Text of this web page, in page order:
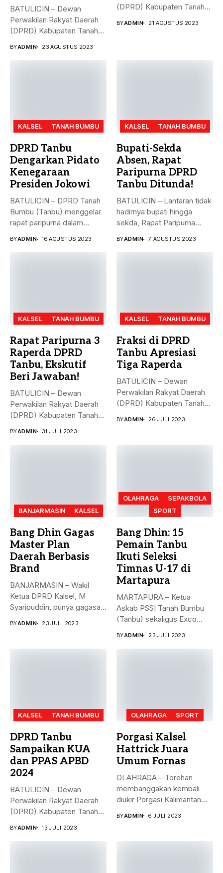
BATULICIN – Dewan
Perwakilan Rakyat Daerah
(DPRD) Kabupaten Tanah
BYADMIN 23 AGUSTUS 2023
(DPRD) Kabupaten Tanah
BYADMIN 21 AGUSTUS 2023
KALSEL TANAH BUMBU
DPRD Tanbu
Dengarkan Pidato
Kenegaraan
Presiden Jokowi
BATULICIN – DPRD Tanah
Bumbu (Tanbu) menggelar
rapat paripurna dalam
BYADMIN 16 AGUSTUS 2023
KALSEL TANAH BUMBU
Bupati-Sekda
Absen, Rapat
Paripurna DPRD
Tanbu Ditunda!
BATULICIN – Lantaran tidak
hadirnya bupati hingga
sekda, Rapat Paripurna
BYADMIN 7 AGUSTUS 2023
KALSEL TANAH BUMBU
Rapat Paripurna 3
Raperda DPRD
Tanbu, Ekskutif
Beri Jawaban!
BATULICIN – Dewan
Perwakilan Rakyat Daerah
(DPRD) Kabupaten Tanah
BYADMIN 31 JULI 2023
KALSEL TANAH BUMBU
Fraksi di DPRD
Tanbu Apresiasi
Tiga Raperda
BATULICIN – Dewan
Perwakilan Rakyat Daerah
(DPRD) Kabupaten Tanah
BYADMIN 26 JULI 2023
BANJARMASIN KALSEL
Bang Dhin Gagas
Master Plan
Daerah Berbasis
Brand
BANJARMASIN – Wakil
Ketua DPRD Kalsel, M
Syaripuddin, punya gagasan
BYADMIN 23 JULI 2023
OLAHRAGA
SEPAKBOLA
SPORT
Bang Dhin: 15
Pemain Tanbu
Ikuti Seleksi
Timnas U-17 di
Martapura
MARTAPURA – Ketua
Askab PSSI Tanah Bumbu
(Tanbu) sekaligus Exco
BYADMIN 23 JULI 2023
KALSEL TANAH BUMBU
DPRD Tanbu
Sampaikan KUA
dan PPAS APBD
2024
BATULICIN – Dewan
Perwakilan Rakyat Daerah
(DPRD) Kabupaten Tanah
BYADMIN 13 JULI 2023
OLAHRAGA SPORT
Porgasi Kalsel
Hattrick Juara
Umum Fornas
OLAHRAGA – Torehan
membanggakan kembali
diukir Porgasi Kalimantan
BYADMIN 6 JULI 2023